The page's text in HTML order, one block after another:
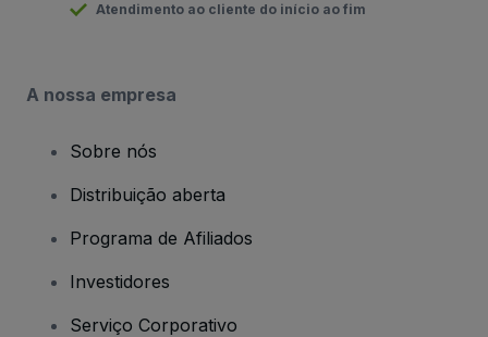
Atendimento ao cliente do início ao fim
A nossa empresa
Sobre nós
Distribuição aberta
Programa de Afiliados
Investidores
Serviço Corporativo